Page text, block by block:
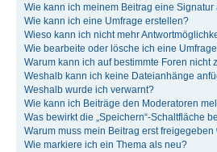
Wie kann ich meinem Beitrag eine Signatur
Wie kann ich eine Umfrage erstellen?
Wieso kann ich nicht mehr
Wie bearbeite oder lösche ich eine
Warum kann ich auf bestimmte Foren nicht
Weshalb kann ich keine Dateianhänge
Weshalb wurde ich verwarnt?
Wie kann ich Beiträge den Moderatoren
Was bewirkt die „Speichern“-Schaltfläche
Warum muss mein Beitrag erst freigegeben
Wie markiere ich ein Thema als neu?